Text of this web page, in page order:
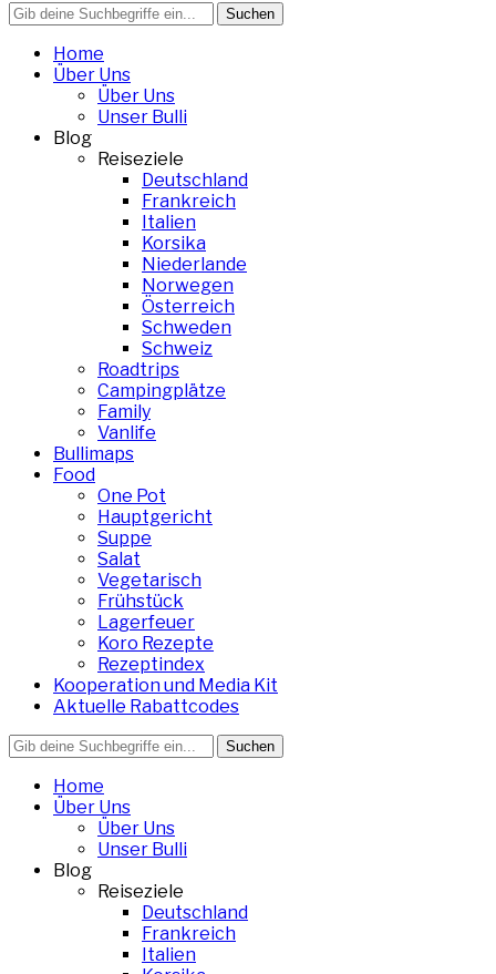
Search
for:
Home
Über Uns
Über Uns
Unser Bulli
Blog
Reiseziele
Deutschland
Frankreich
Italien
Korsika
Niederlande
Norwegen
Österreich
Schweden
Schweiz
Roadtrips
Campingplätze
Family
Vanlife
Bullimaps
Food
One Pot
Hauptgericht
Suppe
Salat
Vegetarisch
Frühstück
Lagerfeuer
Koro Rezepte
Rezeptindex
Kooperation und Media Kit
Aktuelle Rabattcodes
Search
for:
Home
Über Uns
Über Uns
Unser Bulli
Blog
Reiseziele
Deutschland
Frankreich
Italien